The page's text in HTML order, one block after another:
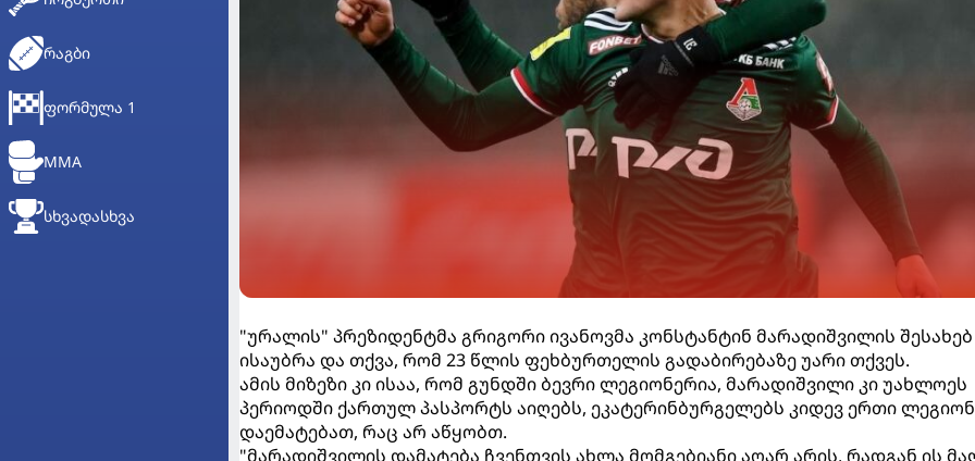
ᲠᲐᲒᲑᲘ
ᲤᲝᲠᲛᲣᲚᲐ 1
MMA
ᲡᲮᲕᲐᲓᲐᲡᲮᲕᲐ
"ურალის" პრეზიდენტმა გრიგორი ივანოვმა კონსტანტინ მარადიშვილის შესახებ
ისაუბრა და თქვა, რომ 23 წლის ფეხბურთელის გადაბირებაზე უარი თქვეს.
ამის მიზეზი კი ისაა, რომ გუნდში ბევრი ლეგიონერია, მარადიშვილი კი უახლოეს
პერიოდში ქართულ პასპორტს აიღებს, ეკატერინბურგელებს კიდევ ერთი
დაემატებათ, რაც არ აწყობთ.
"მარადიშვილის დამატება ჩვენთვის ახლა მომგებიანი აღარ არის, რადგან ის